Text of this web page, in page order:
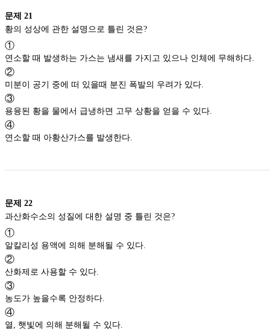
문제 21
①
연소할 때 발생하는 가스는 냄새를 가지고 있으나 인체에 무해하다.
②
미분이 공기 중에 떠 있을때 분진 폭발의 우려가 있다.
③
용융된 황을 물에서 급냉하면 고무 상황을 얻을 수 있다.
④
연소할 때 아황산가스를 발생한다.
문제 22
①
알칼리성 용액에 의해 분해될 수 있다.
②
산화제로 사용할 수 있다.
③
농도가 높을수록 안정하다.
④
열, 햇빛에 의해 분해될 수 있다.